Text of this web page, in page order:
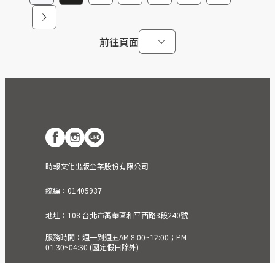
前往頁面
時報文化出版企業股份有限公司
統編：01405937
地址：108 台北市萬華區和平西路3段240號
服務時間：週一到週五AM 8:00~12:00；PM
01:30~04:30 (國定假日除外)